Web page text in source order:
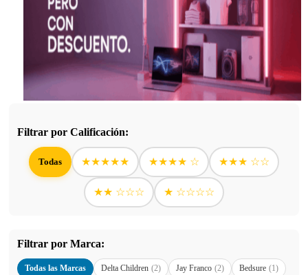
Filtrar por Calificación:
Todas ★★★★★ ★★★★ ☆ ★★★ ☆☆
★★ ☆☆☆ ★ ☆☆☆☆
Filtrar por Marca:
Todas las Marcas Delta Children (2) Jay Franco (2) Bedsure (1)